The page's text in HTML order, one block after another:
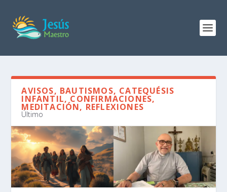
AVISOS, BAUTISMOS, CATEQUÉSIS
INFANTIL, CONFIRMACIONES,
MEDITACIÓN, REFLEXIONES
Último